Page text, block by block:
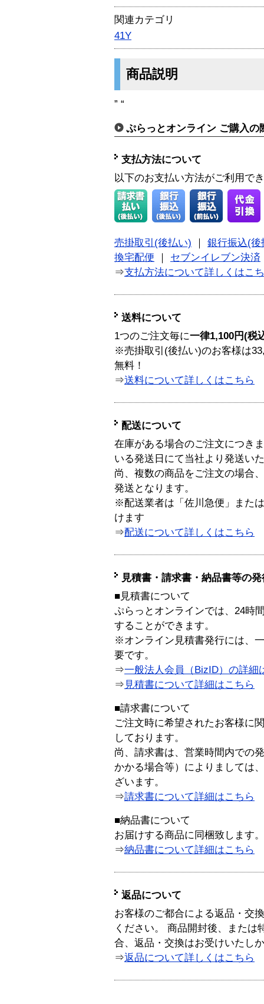
関連カテゴリ
41Y
商品説明
” “
ぷらっとオンライン ご購入の
支払方法について
以下のお支払い方法がご利用で
売掛取引(後払い)
銀行振込(後
換宅配便
セブンイレブン決済
⇒支払方法について詳しくはこ
送料について
1つのご注文毎に一律1,100円(税
※売掛取引(後払い)のお客様は
無料！
⇒送料について詳しくはこちら
配送について
在庫がある場合のご注文につき
いる発送日にて当社より発送い
尚、複数の商品をご注文の場合
発送となります。
※配送業者は「佐川急便」また
けます
⇒配送について詳しくはこちら
見積書・請求書・納品書等の
■見積書について
ぷらっとオンラインでは、24時
することができます。
※オンライン見積書発行には、
要です。
⇒一般法人会員（BizID）の詳細
⇒ 見積書について詳細はこちら
■請求書について
ご注文時に希望されたお客様に
しております。
尚、請求書は、営業時間内での
かかる場合等）によりましては
ざいます。
⇒請求書について詳細はこちら
■納品書について
お届けする商品に同梱致します。
⇒納品書について詳細はこちら
返品について
お客様のご都合による返品・交
ください。 商品開封後、または
合、返品・交換はお受けいたし
⇒返品について詳しくはこちら